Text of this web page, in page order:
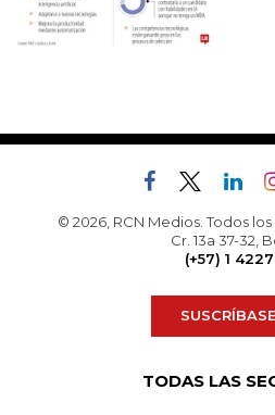
© 2026, RCN Medios. Todos
Cr. 13a 37-32,
(+57) 1
SUSCRÍBASE
TODAS LAS